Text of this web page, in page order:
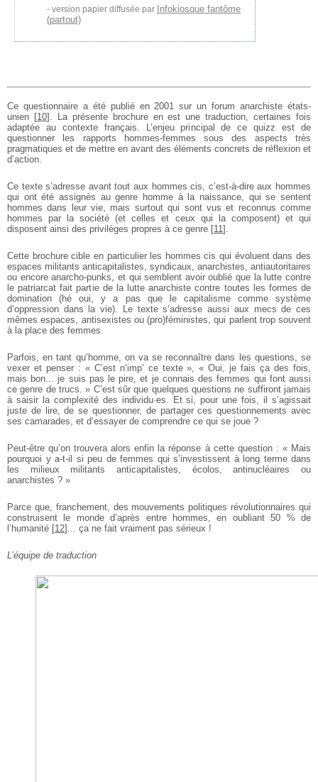
version papier diffusée par Infokiosque fantôme
(partout)
Ce questionnaire a été publié en 2001 sur un forum anarchiste états-
unien [10] . La présente brochure en est une traduction, certaines fois
adaptée au contexte français. L’enjeu principal de ce quizz est de
questionner les rapports hommes-femmes sous des aspects très
pragmatiques et de mettre en avant des éléments concrets de réflexion et
d’action.
Ce texte s’adresse avant tout aux hommes cis, c’est-à-dire aux hommes
qui ont été assignés au genre homme à la naissance, qui se sentent
hommes dans leur vie, mais surtout qui sont vus et reconnus comme
hommes par la société (et celles et ceux qui la composent) et qui
disposent ainsi des privilèges propres à ce genre [11] .
Cette brochure cible en particulier les hommes cis qui évoluent dans des
espaces militants anticapitalistes, syndicaux, anarchistes, antiautoritaires
ou encore anarcho-punks, et qui semblent avoir oublié que la lutte contre
le patriarcat fait partie de la lutte anarchiste contre toutes les formes de
domination (hé oui, y a pas que le capitalisme comme système
d’oppression dans la vie). Le texte s’adresse aussi aux mecs de ces
mêmes espaces, antisexistes ou (pro)féministes, qui parlent trop souvent
à la place des femmes.
Parfois, en tant qu’homme, on va se reconnaître dans les questions, se
vexer et penser : « C’est n’imp’ ce texte », « Oui, je fais ça des fois,
mais bon... je suis pas le pire, et je connais des femmes qui font aussi
ce genre de trucs. » C’est sûr que quelques questions ne suffiront jamais
à saisir la complexité des individu·es. Et si, pour une fois, il s’agissait
juste de lire, de se questionner, de partager ces questionnements avec
ses camarades, et d’essayer de comprendre ce qui se joue ?
Peut-être qu’on trouvera alors enfin la réponse à cette question : « Mais
pourquoi y a-t-il si peu de femmes qui s’investissent à long terme dans
les milieux militants anticapitalistes, écolos, antinucléaires ou
anarchistes ? »
Parce que, franchement, des mouvements politiques révolutionnaires qui
construisent le monde d’après entre hommes, en oubliant 50 % de
l’humanité [12] ... ça ne fait vraiment pas sérieux !
L’équipe de traduction